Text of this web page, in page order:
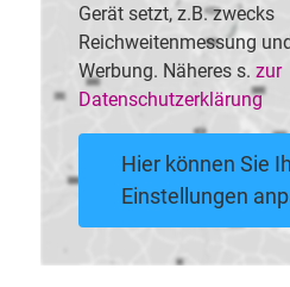
Gerät setzt, z.B. zwecks
Reichweitenmessung
Werbung. Näheres s. zur
Datenschutzerklärung
Hier können Sie
Einstellungen